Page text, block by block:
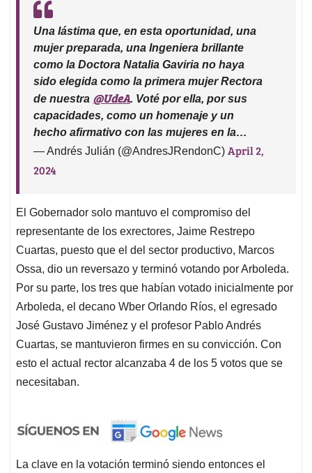
Una lástima que, en esta oportunidad, una
mujer preparada, una Ingeniera brillante
como la Doctora Natalia Gaviria no haya
sido elegida como la primera mujer Rectora
de nuestra @UdeA. Voté por ella, por sus
capacidades, como un homenaje y un
hecho afirmativo con las mujeres en la…
— Andrés Julián (@AndresJRendonC) April 2,
2024
El Gobernador solo mantuvo el compromiso del
representante de los exrectores, Jaime Restrepo
Cuartas, puesto que el del sector productivo, Marcos
Ossa, dio un reversazo y terminó votando por Arboleda.
Por su parte, los tres que habían votado inicialmente por
Arboleda, el decano Wber Orlando Ríos, el egresado
José Gustavo Jiménez y el profesor Pablo Andrés
Cuartas, se mantuvieron firmes en su convicción. Con
esto el actual rector alcanzaba 4 de los 5 votos que se
necesitaban.
La clave en la votación terminó siendo entonces el